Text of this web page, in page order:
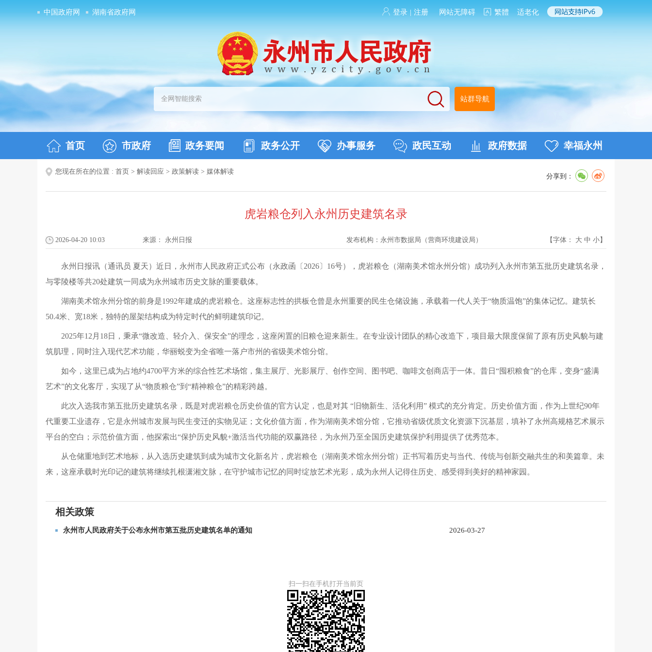
中国政府网 湖南省政府网 登录 | 注册 网站无障碍 繁體 适老化
站群导航
首页 市政府 政务要闻 政务公开 办事服务 政民互动 政府数据 幸福永州
您现在所在的位置 : 首页 > 解读回应 > 政策解读 > 媒体解读
分享到：
虎岩粮仓列入永州历史建筑名录
2026-04-20 10:03 来源： 永州日报 发布机构： 永州市数据局（营商环境建设局） 【字体： 大 中 小】
永州日报讯（通讯员 夏天）近日，永州市人民政府正式公布（永政函〔2026〕16号），虎岩粮仓（湖南美术馆永州分馆）成功列入永州市第五批历史建筑名录，
与零陵楼等共20处建筑一同成为永州城市历史文脉的重要载体。
湖南美术馆永州分馆的前身是1992年建成的虎岩粮仓。这座标志性的拱板仓曾是永州重要的民生仓储设施，承载着一代人关于“物质温饱”的集体记忆。建筑长
50.4米、宽18米，独特的屋架结构成为特定时代的鲜明建筑印记。
2025年12月18日，秉承“微改造、轻介入、保安全”的理念，这座闲置的旧粮仓迎来新生。在专业设计团队的精心改造下，项目最大限度保留了原有历史风貌与建
筑肌理，同时注入现代艺术功能，华丽蜕变为全省唯一落户市州的省级美术馆分馆。
如今，这里已成为占地约4700平方米的综合性艺术场馆，集主展厅、光影展厅、创作空间、图书吧、咖啡文创商店于一体。昔日“囤积粮食”的仓库，变身“盛满
艺术”的文化客厅，实现了从“物质粮仓”到“精神粮仓”的精彩跨越。
此次入选我市第五批历史建筑名录，既是对虎岩粮仓历史价值的官方认定，也是对其 “旧物新生、活化利用” 模式的充分肯定。历史价值方面，作为上世纪90年
代重要工业遗存，它是永州城市发展与民生变迁的实物见证；文化价值方面，作为湖南美术馆分馆，它推动省级优质文化资源下沉基层，填补了永州高规格艺术展示
平台的空白；示范价值方面，他探索出“保护历史风貌+激活当代功能的双赢路径，为永州乃至全国历史建筑保护利用提供了优秀范本。
从仓储重地到艺术地标，从入选历史建筑到成为城市文化新名片，虎岩粮仓（湖南美术馆永州分馆）正书写着历史与当代、传统与创新交融共生的和美篇章。未
来，这座承载时光印记的建筑将继续扎根潇湘文脉，在守护城市记忆的同时绽放艺术光彩，成为永州人记得住历史、感受得到美好的精神家园。
相关政策
永州市人民政府关于公布永州市第五批历史建筑名单的通知 2026-03-27
扫一扫在手机打开当前页